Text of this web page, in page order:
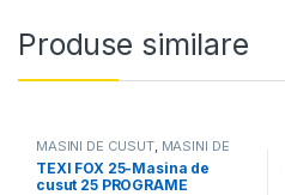
Produse similare
MASINI DE CUSUT, MASINI DE
CUSUT CASNICE
TEXI FOX 25-Masina de
cusut 25 PROGRAME